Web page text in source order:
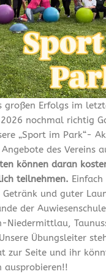
großen Erfolgs im
nochmal richtig
„Sport im Park“-
des Vereins
können daran
teilnehmen.
Getränk und guter
der
Niedermittlau,
Übungsleiter
zur Seite und ihr
ausprobieren!!